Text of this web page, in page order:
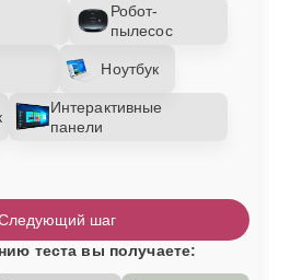
Робот-
пылесос
Ноутбук
Интерактивные
панели
шаг
теста вы получаете: